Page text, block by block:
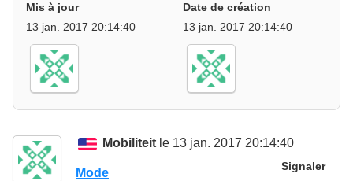
Mis à jour
13 jan. 2017 20:14:40
Date de création
13 jan. 2017 20:14:40
Mobiliteit le 13 jan. 2017 20:14:40
Signaler
Mode